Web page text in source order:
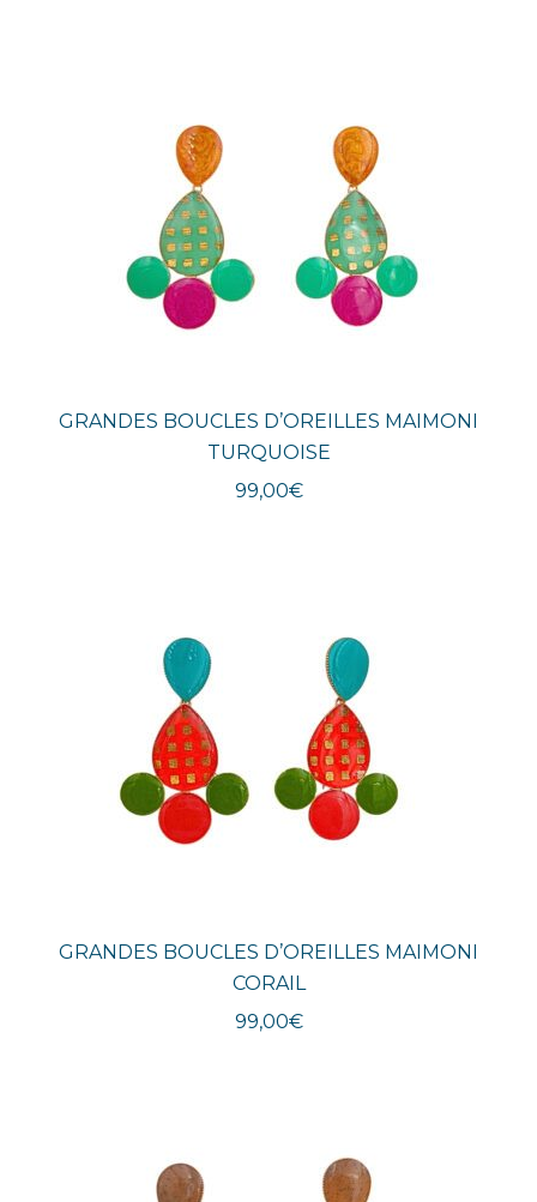
GRANDES BOUCLES D’OREILLES MAIMONI
TURQUOISE
99,00€
GRANDES BOUCLES D’OREILLES MAIMONI
CORAIL
99,00€